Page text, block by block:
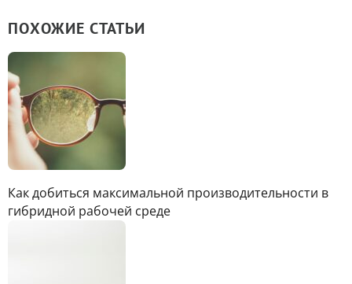
ПОХОЖИЕ СТАТЬИ
Как добиться максимальной производительности в
гибридной рабочей среде